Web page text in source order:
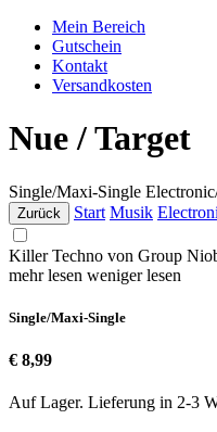
Mein Bereich
Gutschein
Kontakt
Versandkosten
Nue / Target
Single/Maxi-Single
Zurück Start Musik
Killer Techno von Group
mehr lesen weniger lesen
Single/Maxi-Single
€ 8,99
Auf Lager. Lieferung in 2-3